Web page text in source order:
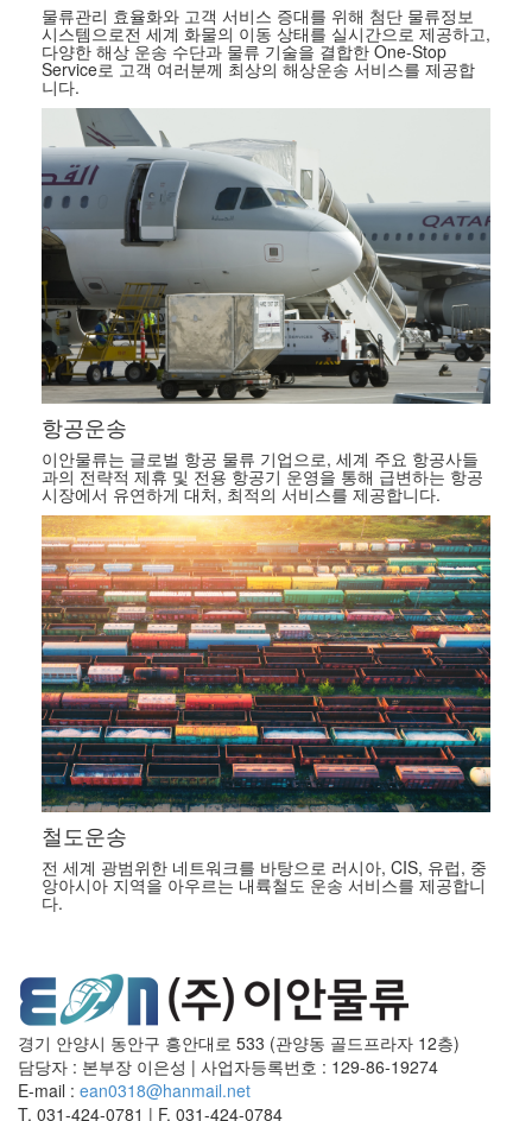
물류관리 효율화와 고객 서비스 증대를 위해 첨단 물류정보
시스템으로전 세계 화물의 이동 상태를 실시간으로 제공하고,
다양한 해상 운송 수단과 물류 기술을 결합한 One-Stop
Service로 고객 여러분께 최상의 해상운송 서비스를 제공합
니다.
항공운송
이안물류는 글로벌 항공 물류 기업으로, 세계 주요 항공사들
과의 전략적 제휴 및 전용 항공기 운영을 통해 급변하는 항공
시장에서 유연하게 대처, 최적의 서비스를 제공합니다.
철도운송
전 세계 광범위한 네트워크를 바탕으로 러시아, CIS, 유럽, 중
앙아시아 지역을 아우르는 내륙철도 운송 서비스를 제공합니
다.
경기 안양시 동안구 흥안대로 533 (관양동 골드프라자 12층)
담당자 : 본부장 이은성 | 사업자등록번호 : 129-86-19274
E-mail : ean0318@hanmail.net
T. 031-424-0781 | F. 031-424-0784